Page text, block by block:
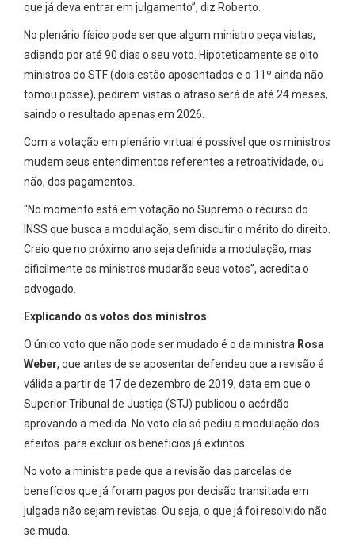
que já deva entrar em julgamento”, diz Roberto.
No plenário físico pode ser que algum ministro peça vistas,
adiando por até 90 dias o seu voto. Hipoteticamente se oito
ministros do STF (dois estão aposentados e o 11º ainda não
tomou posse), pedirem vistas o atraso será de até 24 meses,
saindo o resultado apenas em 2026.
Com a votação em plenário virtual é possível que os ministros
mudem seus entendimentos referentes a retroatividade, ou
não, dos pagamentos.
“No momento está em votação no Supremo o recurso do
INSS que busca a modulação, sem discutir o mérito do direito.
Creio que no próximo ano seja definida a modulação, mas
dificilmente os ministros mudarão seus votos”, acredita o
advogado.
Explicando os votos dos ministros
O único voto que não pode ser mudado é o da ministra Rosa
Weber, que antes de se aposentar defendeu que a revisão é
válida a partir de 17 de dezembro de 2019, data em que o
Superior Tribunal de Justiça (STJ) publicou o acórdão
aprovando a medida. No voto ela só pediu a modulação dos
efeitos para excluir os benefícios já extintos.
No voto a ministra pede que a revisão das parcelas de
benefícios que já foram pagos por decisão transitada em
julgada não sejam revistas. Ou seja, o que já foi resolvido não
se muda.